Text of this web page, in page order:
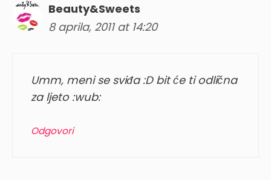
Beauty&Sweets
8 aprila, 2011 at 14:20
Umm, meni se sviđa :D bit će ti odlična
za ljeto :wub:
Odgovori